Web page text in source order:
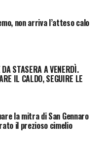
non arriva l’atteso calo
STASERA A VENERDÌ.
IL CALDO, SEGUIRE LE
la mitra di San Gennaro
il prezioso cimelio